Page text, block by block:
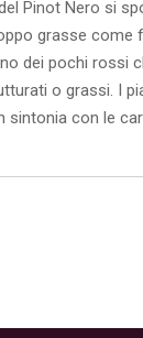
Pinot Nero si
grasse come
dei pochi rossi
o grassi. I
sintonia con le